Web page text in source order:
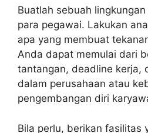
Buatlah sebuah
para pegawai. Lakukan
apa yang membuat
Anda dapat memulai dari
tantangan, deadline kerja,
dalam perusahaan atau
pengembangan diri
Bila perlu, berikan fasilitas